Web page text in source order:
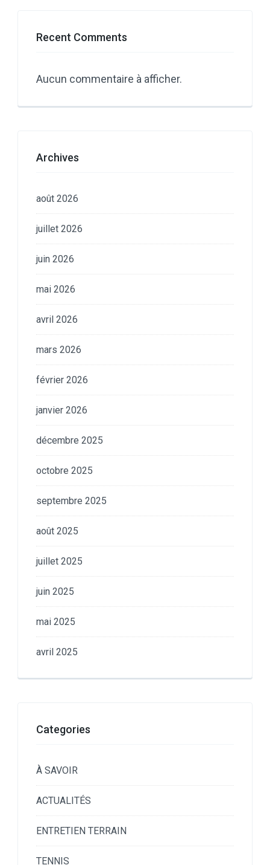
Recent Comments
Aucun commentaire à afficher.
Archives
août 2026
juillet 2026
juin 2026
mai 2026
avril 2026
mars 2026
février 2026
janvier 2026
décembre 2025
octobre 2025
septembre 2025
août 2025
juillet 2025
juin 2025
mai 2025
avril 2025
Categories
À SAVOIR
ACTUALITÉS
ENTRETIEN TERRAIN
TENNIS